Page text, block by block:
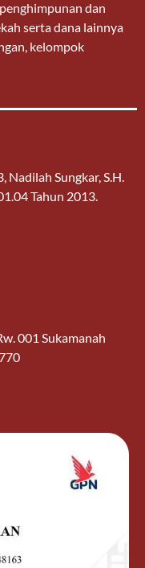
dan
serta dana lainnya
kelompok
Sungkar, S.H.
Tahun 2013.
001 Sukamanah